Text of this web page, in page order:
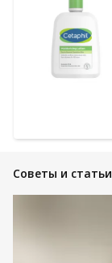
Советы и статьи